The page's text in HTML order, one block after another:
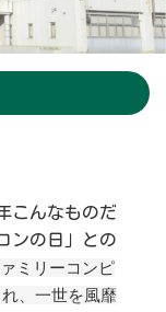
こんなものだ
ンの日」との
ミリーコンピ
、一世を風靡